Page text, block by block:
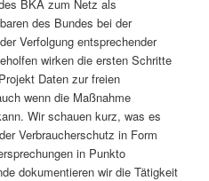
BKA zum Netz als
des Bundes bei der
Verfolgung entsprechender
wirken die ersten Schritte
Daten zur freien
wenn die Maßnahme
Wir schauen kurz, was es
Verbraucherschutz in Form
in Punkto
dokumentieren wir die Tätigkeit